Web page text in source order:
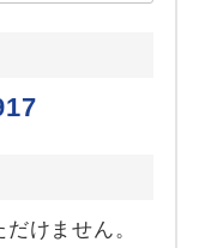
けません。